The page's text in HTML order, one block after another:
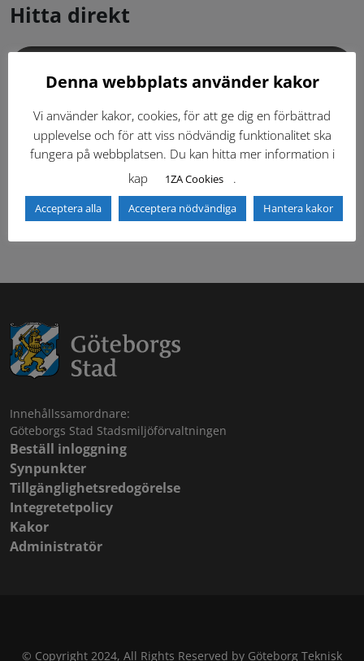
Hitta direkt
Dokumentbibliotek Kontaktlista
Tidigare versioner Nyheter
Säkerhetsordningen
Innehållssamordnare:
Göteborgs Stad Stadsmiljöförvaltningen
Beställ inloggning
Synpunkter
Tillgänglighetsredogörelse
Integretetpolicy
Kakor
Administratör
© Copyright 2024, All Rights Reserved by Göteborg Teknisk
Denna webbplats använder kakor
Vi använder kakor, cookies, för att ge dig en förbättrad
upplevelse och för att viss nödvändig funktionalitet ska
fungera på webbplatsen. Du kan hitta mer information i
kap
1ZA Cookies .
Acceptera alla Acceptera nödvändiga Hantera kakor